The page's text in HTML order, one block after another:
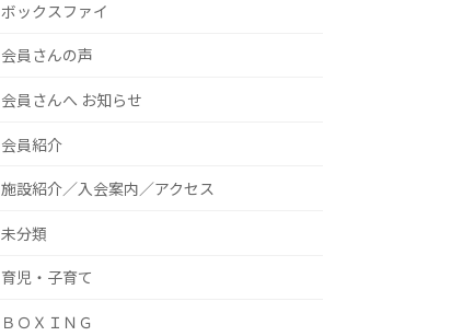
ボックスファイ
会員さんの声
会員さんへ お知らせ
会員紹介
施設紹介／入会案内／アクセス
未分類
育児・子育て
ＢＯＸＩＮＧ